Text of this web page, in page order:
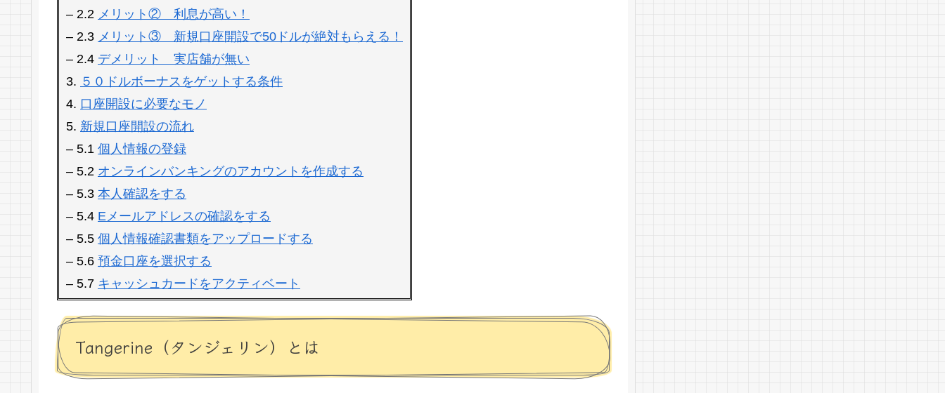
– 2.2 メリット② 利息が高い！
– 2.3 メリット③ 新規口座開設で50ドルが絶対もらえる！
– 2.4 デメリット 実店舗が無い
3. ５０ドルボーナスをゲットする条件
4. 口座開設に必要なモノ
5. 新規口座開設の流れ
– 5.1 個人情報の登録
– 5.2 オンラインバンキングのアカウントを作成する
– 5.3 本人確認をする
– 5.4 Eメールアドレスの確認をする
– 5.5 個人情報確認書類をアップロードする
– 5.6 預金口座を選択する
– 5.7 キャッシュカードをアクティベート
Tangerine（タンジェリン）とは